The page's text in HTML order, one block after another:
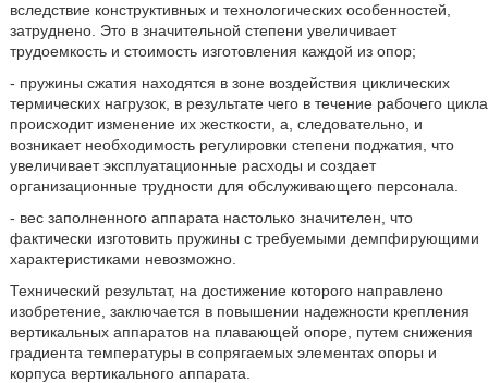
вследствие конструктивных и технологических особенностей,
затруднено. Это в значительной степени увеличивает
трудоемкость и стоимость изготовления каждой из опор;
- пружины сжатия находятся в зоне воздействия циклических
термических нагрузок, в результате чего в течение рабочего цикла
происходит изменение их жесткости, а, следовательно, и
возникает необходимость регулировки степени поджатия, что
увеличивает эксплуатационные расходы и создает
организационные трудности для обслуживающего персонала.
- вес заполненного аппарата настолько значителен, что
фактически изготовить пружины с требуемыми демпфирующими
характеристиками невозможно.
Технический результат, на достижение которого направлено
изобретение, заключается в повышении надежности крепления
вертикальных аппаратов на плавающей опоре, путем снижения
градиента температуры в сопрягаемых элементах опоры и
корпуса вертикального аппарата.